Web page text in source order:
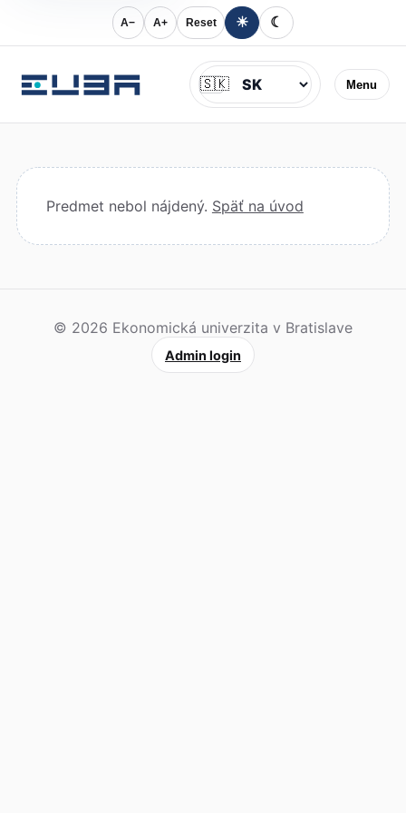
A− A+ Reset ☀ ☾
Menu
Jazyk
🇸🇰
Predmet nebol nájdený. Späť na úvod
© 2026 Ekonomická univerzita v Bratislave
Admin login